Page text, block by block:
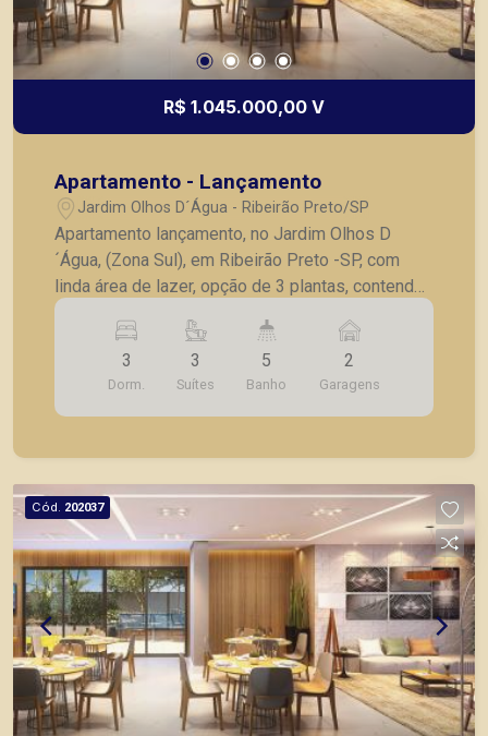
R$ 1.045.000,00 V
Apartamento - Lançamento
Jardim Olhos D´Água - Ribeirão Preto/SP
Apartamento lançamento, no Jardim Olhos D
´Água, (Zona Sul), em Ribeirão Preto -SP, com
linda área de lazer, opção de 3 plantas, contendo:
- 3 suítes; - Sala 2 ambientes; - Lavabo; -
Cozinha; - Lavanderia; - Varanda gourmet; - Laje
técnica; - 2 vagas de garagem. - Fotos do
decorado. * Entrega prevista para Fevereiro de
2024. * Consultar valores atualizados e unidades
3
Dorm.
3
Suítes
5
Banho
2
Garagens
Cód. 202037